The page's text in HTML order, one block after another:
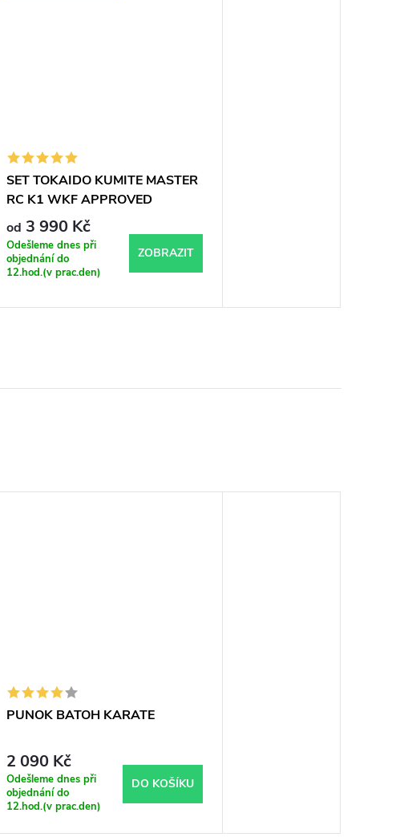
SET TOKAIDO KUMITE MASTER
RC K1 WKF APPROVED
od 3 990 Kč
Odešleme dnes při
objednání do
12.hod.(v prac.den)
ZOBRAZIT
PUNOK BATOH KARATE
2 090 Kč
Odešleme dnes při
objednání do
12.hod.(v prac.den)
DO KOŠÍKU